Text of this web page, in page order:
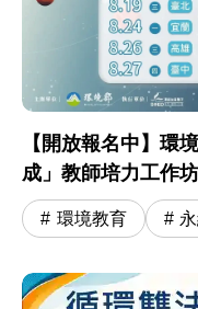
【開放報名中】環
環境教育